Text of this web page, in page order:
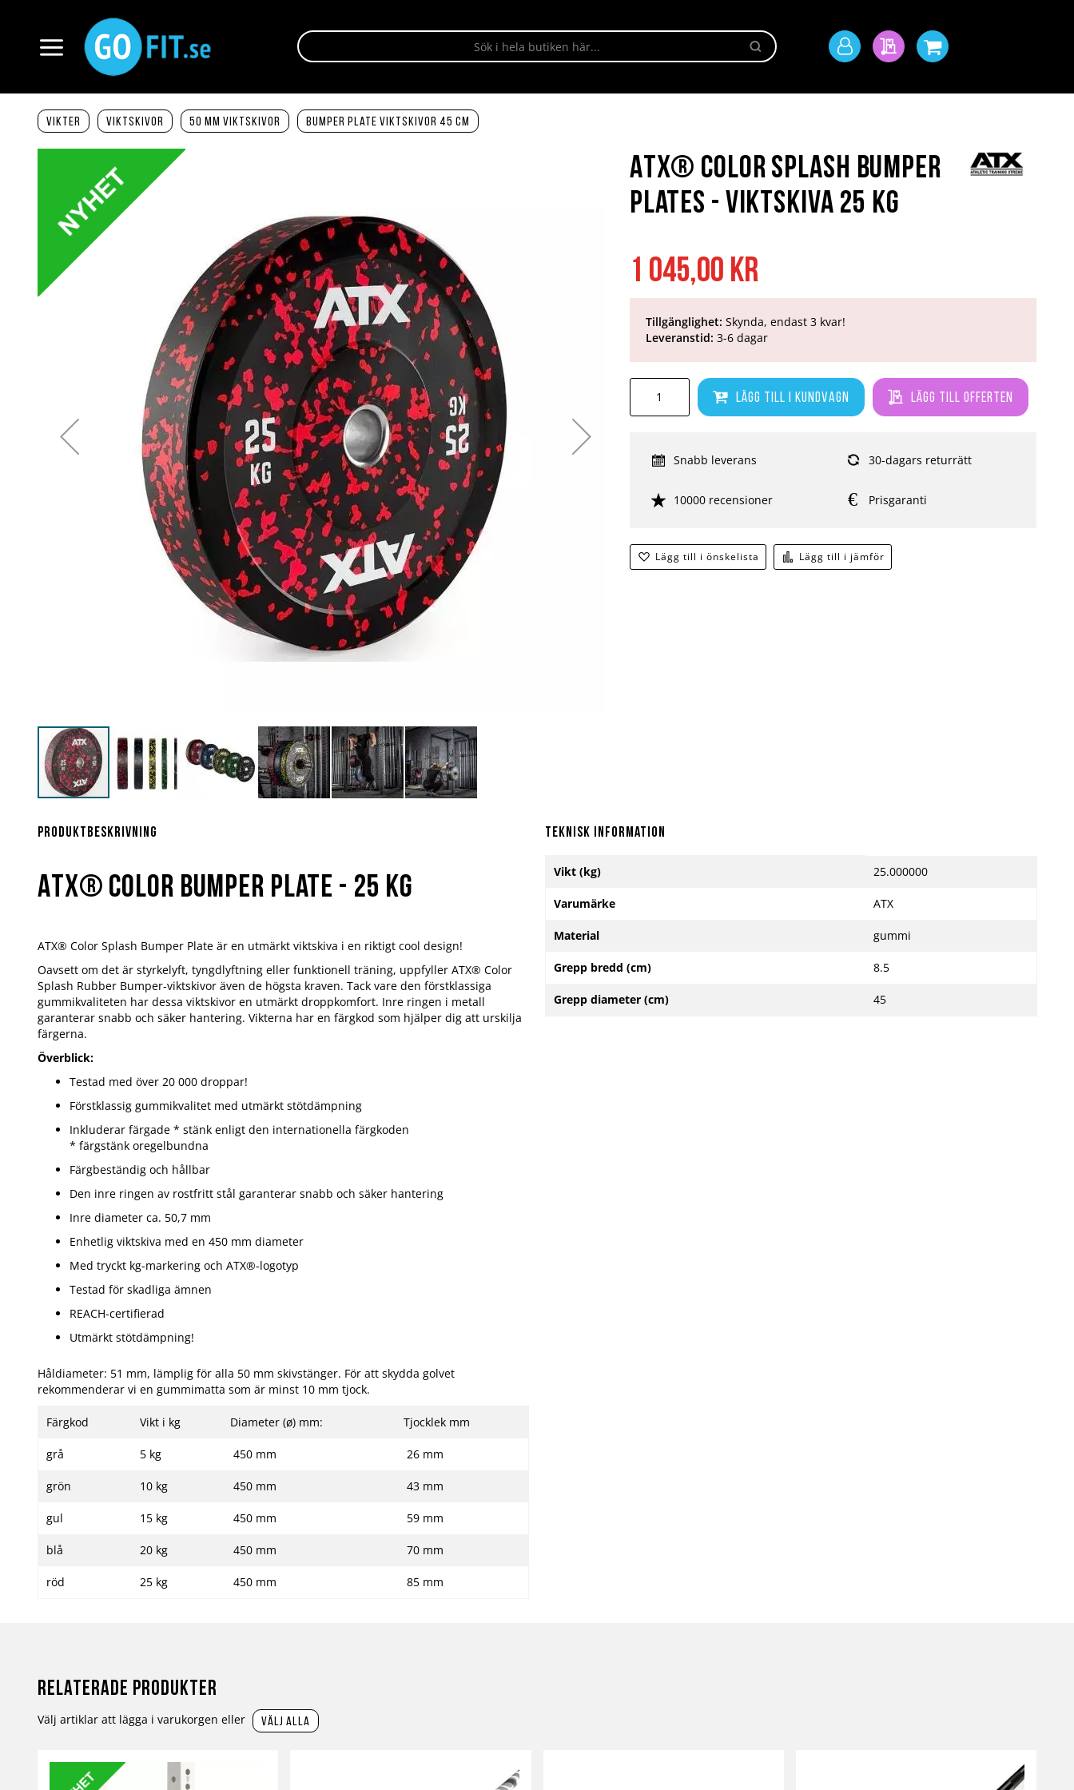
Växla
Nav
Sök
Mitt
Min offertMin kundvagn
Vikter Viktskivor 50 mm viktskivor Bumper Plate viktskivor 45 cm
1 045,00 kr
Lägg till i kundvagn Lägg till offerten
Lägg till i önskelista Lägg till i jämför
Tillgänglighet: Skynda, endast 3 kvar!
Leveranstid: 3-6 dagar
Snabb leverans 30-dagars returrätt
10000 recensioner Prisgaranti
ATX® Color Splash Bumper
Plates - Viktskiva 25 kg
bildgalleriet
början
Produktbeskrivning
ATX® Color Bumper Plate - 25 kg
ATX® Color Splash Bumper Plate är en utmärkt viktskiva i en riktigt cool design!
Oavsett om det är styrkelyft, tyngdlyftning eller funktionell träning, uppfyller ATX® Color
Splash Rubber Bumper-viktskivor även de högsta kraven. Tack vare den förstklassiga
gummikvaliteten har dessa viktskivor en utmärkt droppkomfort. Inre ringen i metall
garanterar snabb och säker hantering. Vikterna har en färgkod som hjälper dig att urskilja
färgerna.
Överblick:
Testad med över 20 000 droppar!
Förstklassig gummikvalitet med utmärkt stötdämpning
Inkluderar färgade * stänk enligt den internationella färgkoden
* färgstänk oregelbundna
Färgbeständig och hållbar
Den inre ringen av rostfritt stål garanterar snabb och säker hantering
Inre diameter ca. 50,7 mm
Enhetlig viktskiva med en 450 mm diameter
Med tryckt kg-markering och ATX®-logotyp
Testad för skadliga ämnen
REACH-certifierad
Utmärkt stötdämpning!
Håldiameter: 51 mm, lämplig för alla 50 mm skivstänger. För att skydda golvet
rekommenderar vi en gummimatta som är minst 10 mm tjock.
Färgkod Vikt i kg Diameter (ø) mm: Tjocklek mm
grå 5 kg 450 mm 26 mm
grön 10 kg 450 mm 43 mm
gul 15 kg 450 mm 59 mm
blå 20 kg 450 mm 70 mm
röd 25 kg 450 mm 85 mm
Teknisk information
information
Vikt (kg) 25.000000
Varumärke ATX
Material gummi
Grepp bredd (cm) 8.5
Grepp diameter (cm) 45
Relaterade produkter
Välj artiklar att lägga i varukorgen eller välj alla